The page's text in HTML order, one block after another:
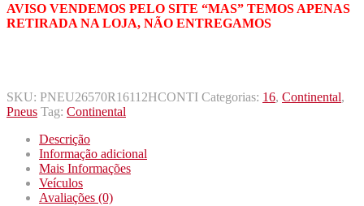
AVISO VENDEMOS PELO SITE “MAS” TEMOS APENAS
RETIRADA NA LOJA, NÃO ENTREGAMOS
SKU: PNEU26570R16112HCONTI Categorias: 16, Continental,
Pneus Tag: Continental
Descrição
Informação adicional
Mais Informações
Veículos
Avaliações (0)